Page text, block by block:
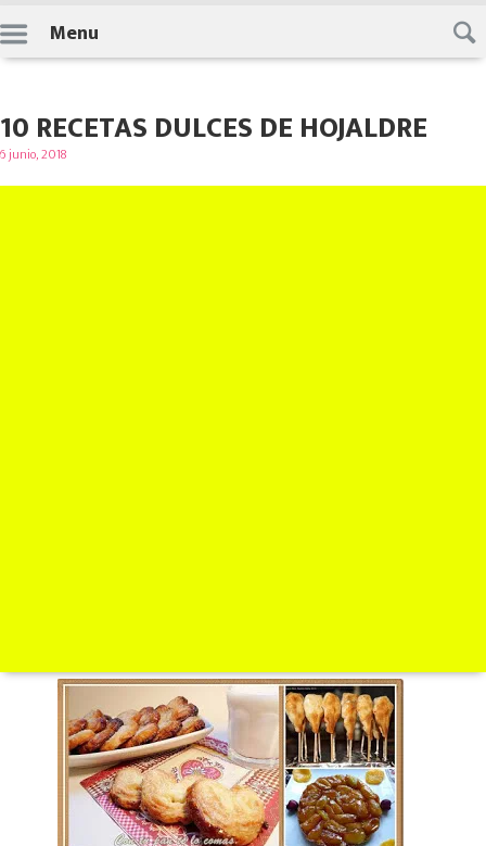
Skip
to
content
Menu
10 RECETAS DULCES DE HOJALDRE
Posted
6 junio, 2018